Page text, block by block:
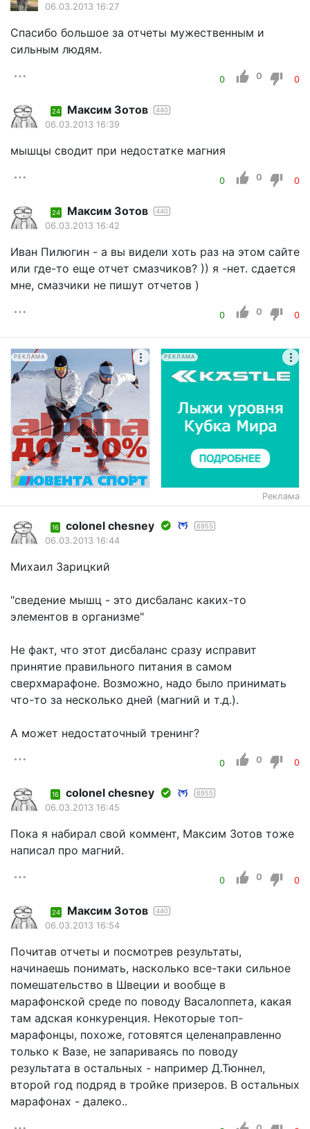
06.03.2013 16:27
Спасибо большое за отчеты мужественным и
сильным людям.
0 0 0
24 Максим Зотов 440
06.03.2013 16:39
мышцы сводит при недостатке магния
0 0 0
24 Максим Зотов 440
06.03.2013 16:42
Иван Пилюгин - а вы видели хоть раз на этом сайте
или где-то еще отчет смазчиков? )) я -нет. сдается
мне, смазчики не пишут отчетов )
0 0 0
РЕКЛАМА РЕКЛАМА
Реклама
16 colonel chesney 6955
06.03.2013 16:44
Михаил Зарицкий
"сведение мышц - это дисбаланс каких-то
элементов в организме"
Не факт, что этот дисбаланс сразу исправит
принятие правильного питания в самом
сверхмарафоне. Возможно, надо было принимать
что-то за несколько дней (магний и т.д.).
А может недостаточный тренинг?
0 0 0
16 colonel chesney 6955
06.03.2013 16:45
Пока я набирал свой коммент, Максим Зотов тоже
написал про магний.
0 0 0
24 Максим Зотов 440
06.03.2013 16:54
Почитав отчеты и посмотрев результаты,
начинаешь понимать, насколько все-таки сильное
помешательство в Швеции и вообще в
марафонской среде по поводу Васалоппета, какая
там адская конкуренция. Некоторые топ-
марафонцы, похоже, готовятся целенаправленно
только к Вазе, не запариваясь по поводу
результата в остальных - например Д.Тюннел,
второй год подряд в тройке призеров. В остальных
марафонах - далеко..